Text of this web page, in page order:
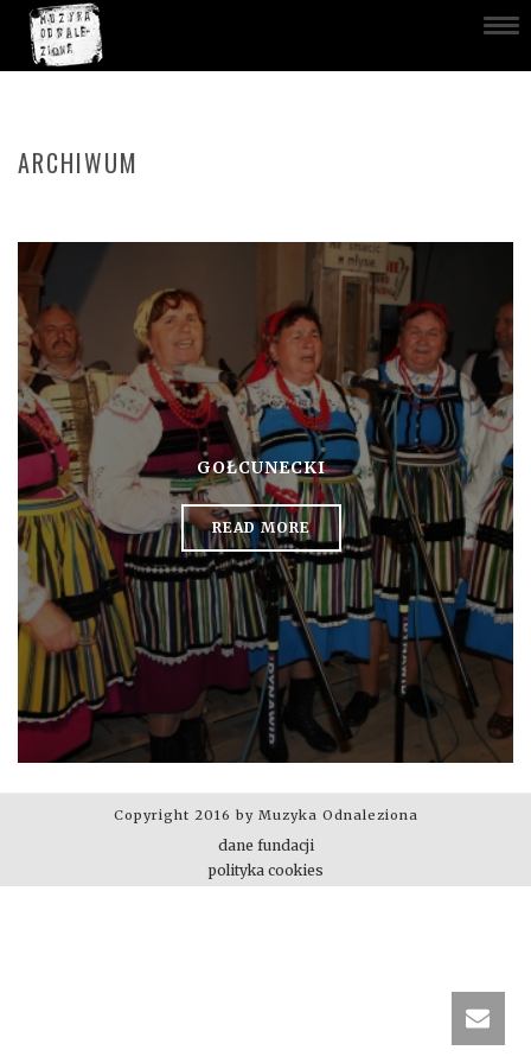
ARCHIWUM
GOŁCUNECKI
READ MORE
Copyright 2016 by Muzyka Odnaleziona
dane fundacji
polityka cookies